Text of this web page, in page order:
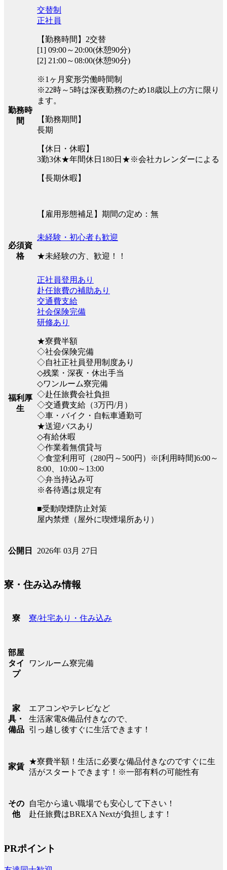
勤務時
間
交替制
正社員
【勤務時間】2交替
[1] 09:00～20:00(休憩90分)
[2] 21:00～08:00(休憩90分)
※1ヶ月変形労働時間制
※22時～5時は深夜勤務のため18歳以上の方に限り
ます。
【勤務期間】
長期
【休日・休暇】
3勤3休★年間休日180日★※会社カレンダーによる
【長期休暇】
【雇用形態補足】期間の定め：無
必須資
格
未経験・初心者も歓迎
★未経験の方、歓迎！！
福利厚
生
正社員登用あり
赴任旅費の補助あり
交通費支給
社会保険完備
研修あり
★寮費半額
◇社会保険完備
◇自社正社員登用制度あり
◇残業・深夜・休出手当
◇ワンルーム寮完備
◇赴任旅費会社負担
◇交通費支給（3万円/月）
◇車・バイク・自転車通勤可
★送迎バスあり
◇有給休暇
◇作業着無償貸与
◇食堂利用可（280円～500円）※[利用時間]6:00～
8:00、10:00～13:00
◇弁当持込み可
※各待遇は規定有
■受動喫煙防止対策
屋内禁煙（屋外に喫煙場所あり）
公開日 2026年 03月 27日
寮・住み込み情報
寮 寮/社宅あり・住み込み
部屋
タイ
プ
ワンルーム寮完備
家
具・
備品
エアコンやテレビなど
生活家電&備品付きなので、
引っ越し後すぐに生活できます！
家賃
★寮費半額！生活に必要な備品付きなのですぐに生
活がスタートできます！※一部有料の可能性有
その
他
自宅から遠い職場でも安心して下さい！
赴任旅費はBREXA Nextが負担します！
PRポイント